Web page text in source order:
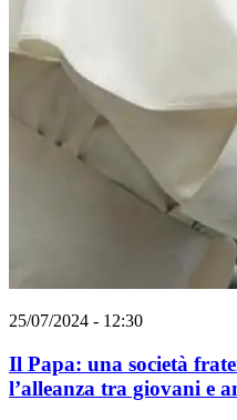
25/07/2024 - 12:30
Il Papa: una società
l’alleanza tra giovani e